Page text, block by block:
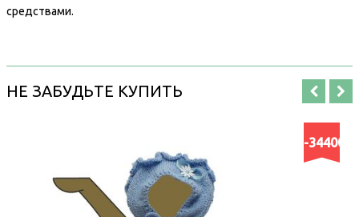
средствами.
НЕ ЗАБУДЬТЕ КУПИТЬ
-34400%